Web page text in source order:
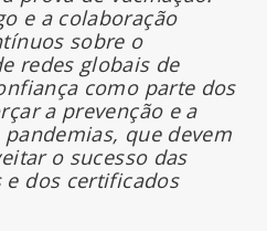
e a colaboração
sobre o
redes globais de
como parte dos
a prevenção e a
que devem
o sucesso das
e dos certificados